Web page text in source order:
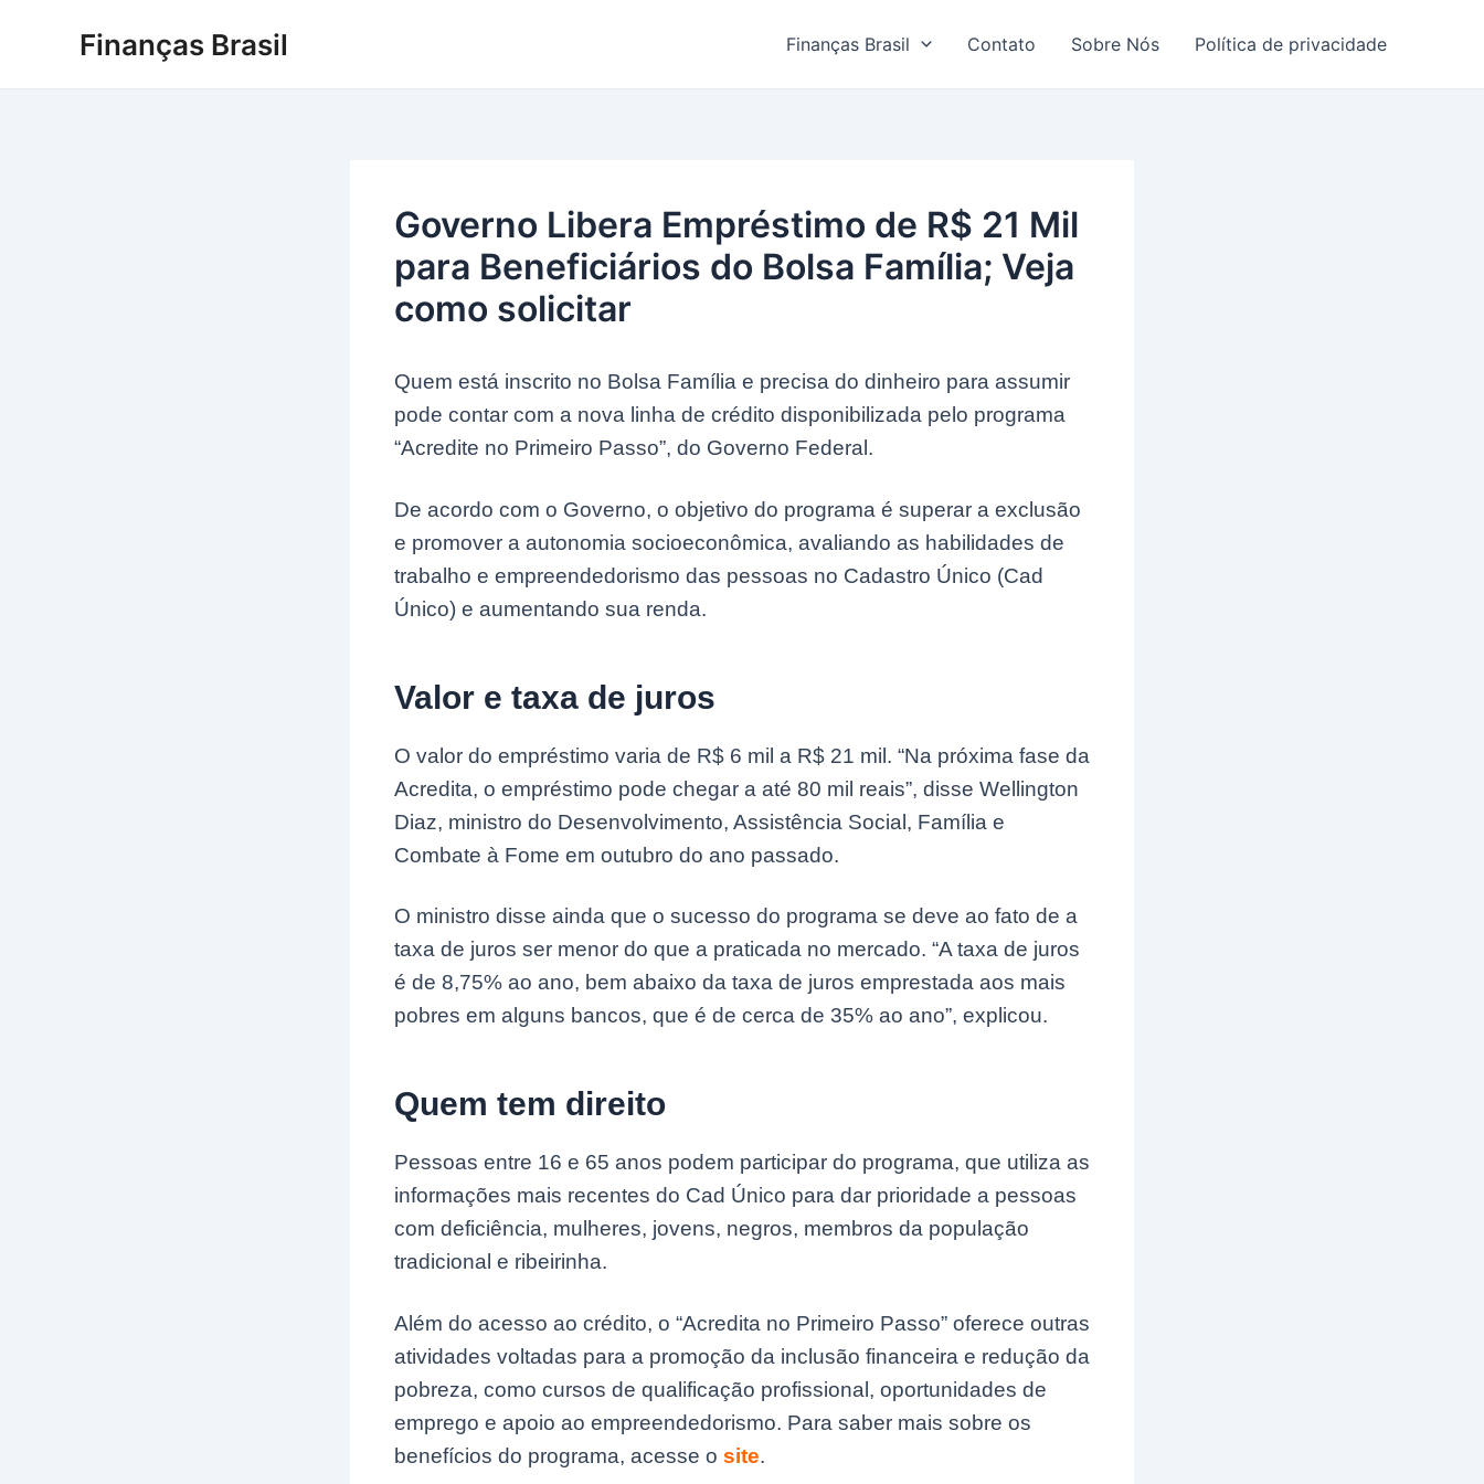
Finanças Brasil Finanças Brasil Contato Sobre Nós Política de privacidade
Governo Libera Empréstimo de R$ 21 Mil
para Beneficiários do Bolsa Família; Veja
como solicitar
Quem está inscrito no Bolsa Família e precisa do dinheiro para assumir
pode contar com a nova linha de crédito disponibilizada pelo programa
“Acredite no Primeiro Passo”, do Governo Federal.
De acordo com o Governo, o objetivo do programa é superar a exclusão
e promover a autonomia socioeconômica, avaliando as habilidades de
trabalho e empreendedorismo das pessoas no Cadastro Único (Cad
Único) e aumentando sua renda.
Valor e taxa de juros
O valor do empréstimo varia de R$ 6 mil a R$ 21 mil. “Na próxima fase da
Acredita, o empréstimo pode chegar a até 80 mil reais”, disse Wellington
Diaz, ministro do Desenvolvimento, Assistência Social, Família e
Combate à Fome em outubro do ano passado.
O ministro disse ainda que o sucesso do programa se deve ao fato de a
taxa de juros ser menor do que a praticada no mercado. “A taxa de juros
é de 8,75% ao ano, bem abaixo da taxa de juros emprestada aos mais
pobres em alguns bancos, que é de cerca de 35% ao ano”, explicou.
Quem tem direito
Pessoas entre 16 e 65 anos podem participar do programa, que utiliza as
informações mais recentes do Cad Único para dar prioridade a pessoas
com deficiência, mulheres, jovens, negros, membros da população
tradicional e ribeirinha.
Além do acesso ao crédito, o “Acredita no Primeiro Passo” oferece outras
atividades voltadas para a promoção da inclusão financeira e redução da
pobreza, como cursos de qualificação profissional, oportunidades de
emprego e apoio ao empreendedorismo. Para saber mais sobre os
benefícios do programa, acesse o site.